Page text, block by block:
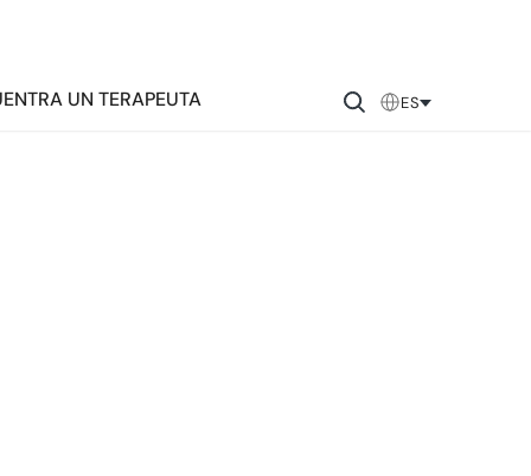
UN TERAPEUTA ES